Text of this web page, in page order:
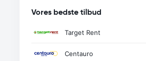
Vores bedste tilbud
Target Rent
Centauro